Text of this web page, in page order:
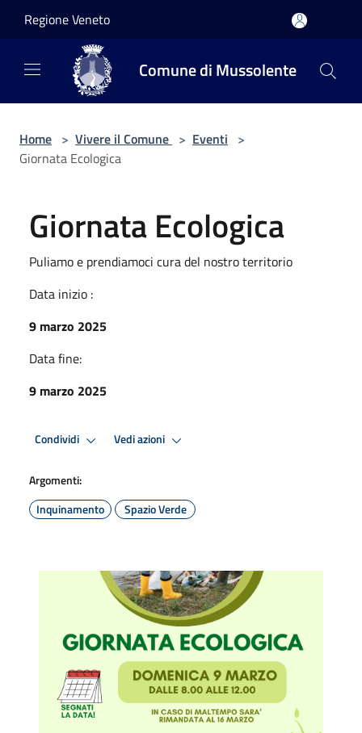
Regione Veneto
Comune di Mussolente
Home > Vivere il Comune > Eventi >
Giornata Ecologica
Giornata Ecologica
Puliamo e prendiamoci cura del nostro territorio
Data inizio :
9 marzo 2025
Data fine:
9 marzo 2025
Condividi Vedi azioni
Argomenti:
Inquinamento
Spazio Verde